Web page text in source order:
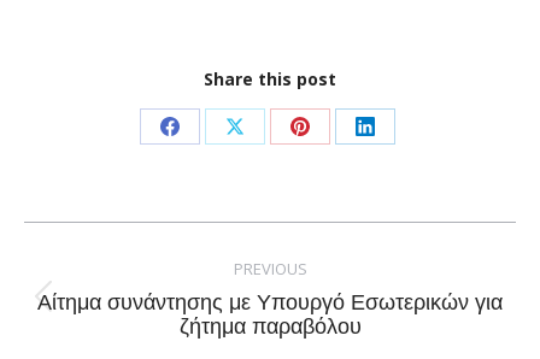
Share this post
Share
Facebook
Share
X
Share
Pinterest
Share
LinkedIn
navigation
PREVIOUS
Previous
post:
Αίτημα συνάντησης με Υπουργό Εσωτερικών για
ζήτημα παραβόλου